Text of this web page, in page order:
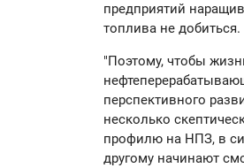
предприятий
топлива не добиться.
"Поэтому, чтобы
перспективного
несколько
профилю на НПЗ, в
другому начинают